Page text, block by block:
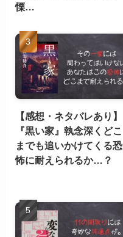
慄…
【感想・ネタバレあり】
『黒い家』執念深くどこ
までも追いかけてくる恐
怖に耐えられるか…？